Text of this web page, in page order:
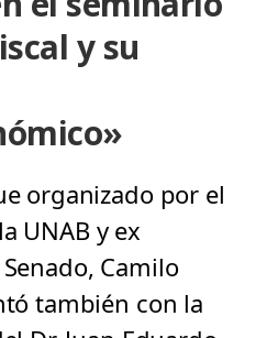
y su
organizado por el
UNAB y ex
Camilo
también con la